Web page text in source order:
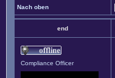
Nach oben
end
Compliance Officer